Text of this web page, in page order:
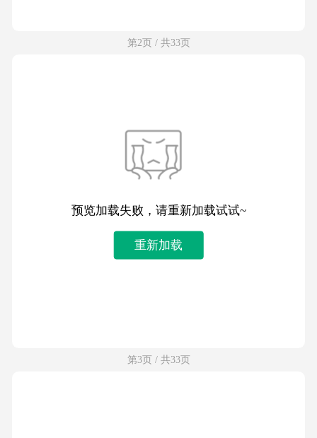
第2页 / 共33页
预览加载失败，请重新加载试试~
重新加载
第3页 / 共33页